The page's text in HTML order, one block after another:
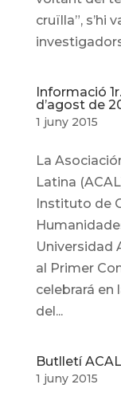
cruïlla”, s’hi
Informació
d’agost de
1 juny 2015
La
Latina
Instituto de
Universidad
al Primer
celebrará en
del...
Butlletí ACAL
1 juny 2015